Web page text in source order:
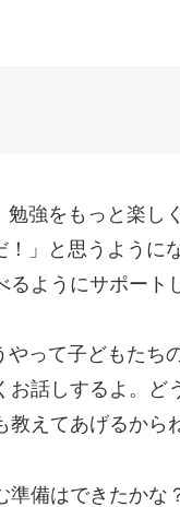
強をもっと楽し
」と思うように
ようにサポート
って子どもたち
話しするよ。ど
えてあげるから
備はできたかな